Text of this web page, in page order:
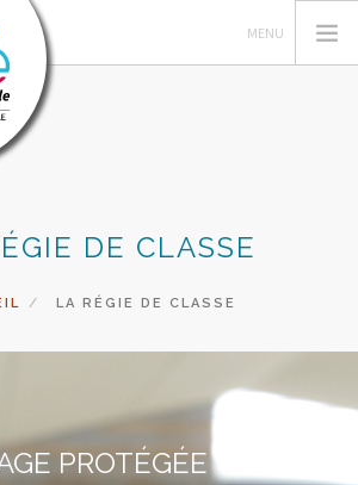
DE CLASSE
LA RÉGIE DE CLASSE
PROTÉGÉE